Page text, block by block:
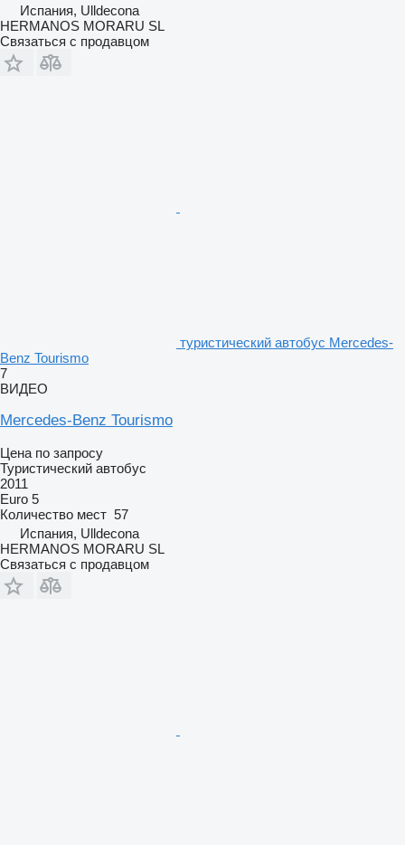
Испания, Ulldecona
HERMANOS MORARU SL
Связаться с продавцом
туристический автобус Mercedes-
Benz Tourismo
7
ВИДЕО
Mercedes-Benz Tourismo
Цена по запросу
Туристический автобус
2011
Euro 5
Количество мест 57
Испания, Ulldecona
HERMANOS MORARU SL
Связаться с продавцом